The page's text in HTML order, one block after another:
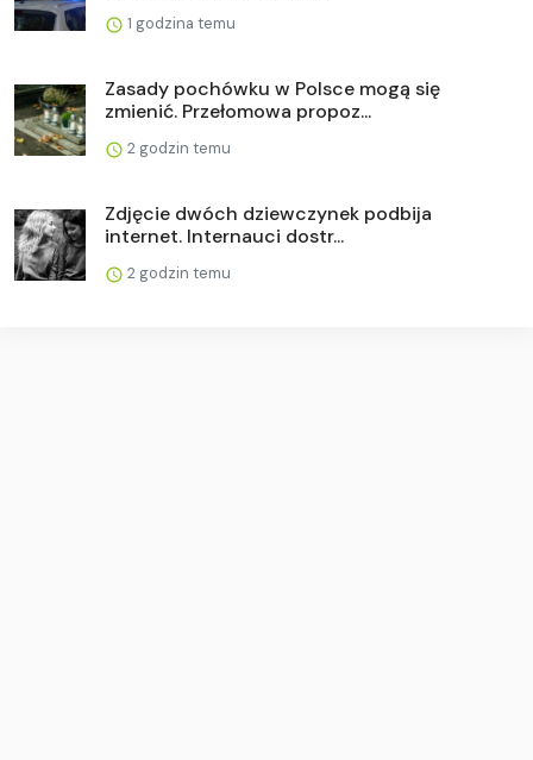
1 godzina temu
Zasady pochówku w Polsce mogą się
zmienić. Przełomowa propoz...
2 godzin temu
Zdjęcie dwóch dziewczynek podbija
internet. Internauci dostr...
2 godzin temu